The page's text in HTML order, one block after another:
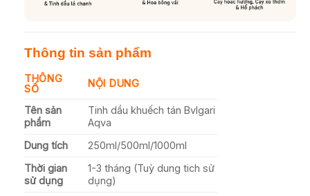
Thông tin sản phẩm
THÔNG
SỐ
NỘI DUNG
Tên sản
phẩm
Tinh dầu khuếch tán Bvlgari
Aqva
Dung tích
250ml/500ml/1000ml
Thời gian
sử dụng
1-3 tháng (Tuỳ dung tich sử
dụng)